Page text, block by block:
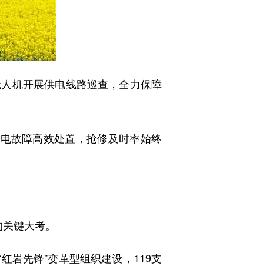
机开展供电线路巡查，全力保障
故障高效处置，抢修及时率始终
键大考。
岩先锋”变革型组织建设，119支